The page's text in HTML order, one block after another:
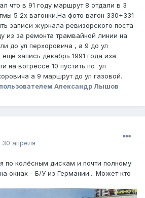
что в 91 году маршрут 8 отдали в 3
5 2х вагонки.На фото вагон 330+331
записи журнала ревизорского поста
из за ремонта трамвайной линии на
до ул перхоровича , а 9 до ул
запись декабрь 1991 года иза
на вогрессе 10 пустить по ул
а 9 маршрут до ул газовой.
пользователем Александр Лышов
30 апреля
по колёсным дискам и почти полному
окнах - Б/У из Германии... Может кто